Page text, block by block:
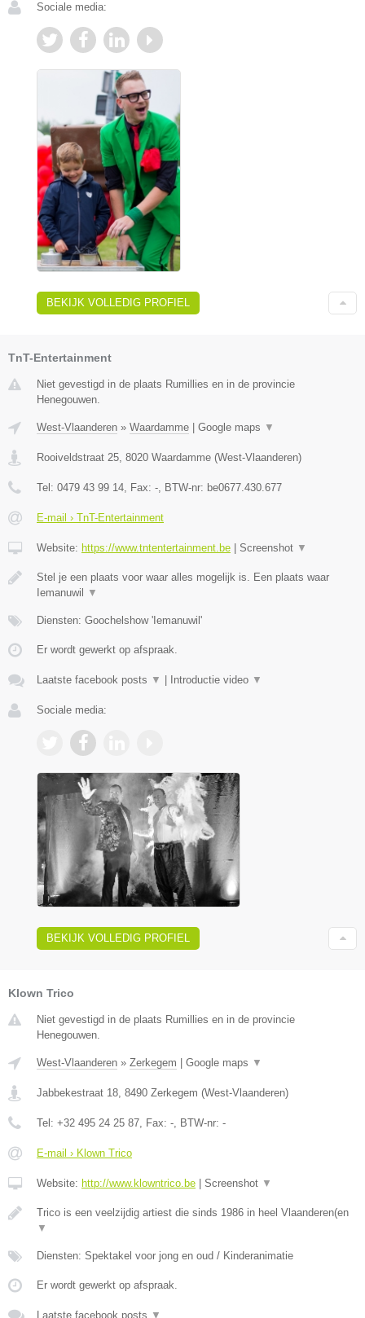
Sociale media:
BEKIJK VOLLEDIG PROFIEL
TnT-Entertainment
Niet gevestigd in de plaats Rumillies en in de provincie
Henegouwen.
West-Vlaanderen » Waardamme Google maps ▼
Rooiveldstraat 25, 8020 Waardamme (West-Vlaanderen)
Tel: 0479 43 99 14, Fax: -, BTW-nr: be0677.430.677
E-mail › TnT-Entertainment
Website: https://www.tntentertainment.be Screenshot ▼
Stel je een plaats voor waar alles mogelijk is. Een plaats waar
Iemanuwil
▼
Diensten: Goochelshow 'Iemanuwil'
Er wordt gewerkt op afspraak.
Laatste facebook posts ▼ Introductie video ▼
Sociale media:
BEKIJK VOLLEDIG PROFIEL
Klown Trico
Niet gevestigd in de plaats Rumillies en in de provincie
Henegouwen.
West-Vlaanderen » Zerkegem Google maps ▼
Jabbekestraat 18 8490 Zerkegem (West-Vlaanderen)
Tel: +32 495 24 25 87 , Fax: - , BTW-nr: -
E-mail › Klown Trico
Website: http://www.klowntrico.be Screenshot ▼
Trico is een veelzijdig artiest die sinds 1986 in heel Vlaanderen(en
▼
Diensten: Spektakel voor jong en oud / Kinderanimatie
Er wordt gewerkt op afspraak.
Laatste facebook posts ▼